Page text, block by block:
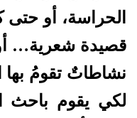
الحراسة، أو
قصيدة شعرية…
نشاطاتٌ تقومُ بها
لكي يقوم باحث